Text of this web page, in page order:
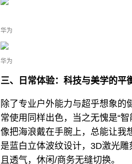
华为
华为
三、日常体验：科技与美学的平
除了专业户外能力与超乎想象的
常使用同样出色，当之无愧是“
像把海浪戴在手腕上，总能让
是蓝白立体波纹设计，3D激光
且透气，休闲/商务无缝切换。